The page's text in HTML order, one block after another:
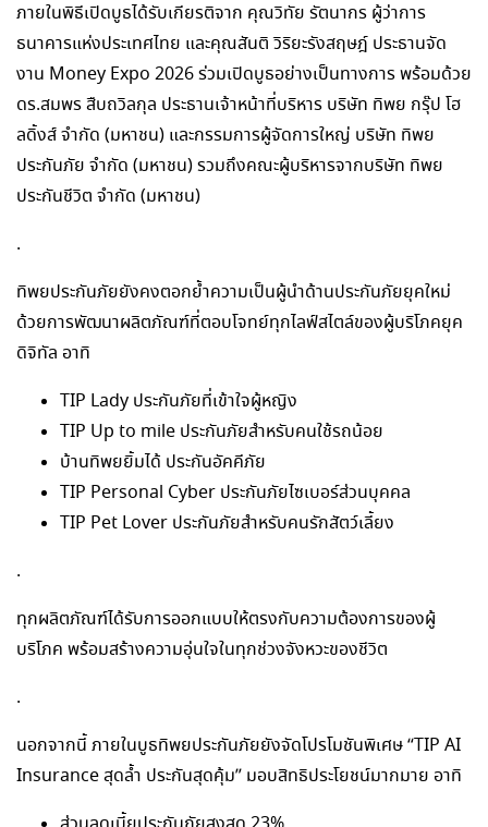
ภายในพิธีเปิดบูธได้รับเกียรติจาก คุณวิทัย รัตนากร ผู้ว่าการ
ธนาคารแห่งประเทศไทย และคุณสันติ วิริยะรังสฤษฎ์ ประธานจัด
งาน Money Expo 2026 ร่วมเปิดบูธอย่างเป็นทางการ พร้อมด้วย
ดร.สมพร สืบถวิลกุล ประธานเจ้าหน้าที่บริหาร บริษัท ทิพย กรุ๊ป โฮ
ลดิ้งส์ จำกัด (มหาชน) และกรรมการผู้จัดการใหญ่ บริษัท ทิพย
ประกันภัย จำกัด (มหาชน) รวมถึงคณะผู้บริหารจากบริษัท ทิพย
ประกันชีวิต จำกัด (มหาชน)
.
ทิพยประกันภัยยังคงตอกย้ำความเป็นผู้นำด้านประกันภัยยุคใหม่
ด้วยการพัฒนาผลิตภัณฑ์ที่ตอบโจทย์ทุกไลฟ์สไตล์ของผู้บริโภคยุค
ดิจิทัล อาทิ
TIP Lady ประกันภัยที่เข้าใจผู้หญิง
TIP Up to mile ประกันภัยสำหรับคนใช้รถน้อย
บ้านทิพยยิ้มได้ ประกันอัคคีภัย
TIP Personal Cyber ประกันภัยไซเบอร์ส่วนบุคคล
TIP Pet Lover ประกันภัยสำหรับคนรักสัตว์เลี้ยง
.
ทุกผลิตภัณฑ์ได้รับการออกแบบให้ตรงกับความต้องการของผู้
บริโภค พร้อมสร้างความอุ่นใจในทุกช่วงจังหวะของชีวิต
.
นอกจากนี้ ภายในบูธทิพยประกันภัยยังจัดโปรโมชันพิเศษ “TIP AI
Insurance สุดล้ำ ประกันสุดคุ้ม” มอบสิทธิประโยชน์มากมาย อาทิ